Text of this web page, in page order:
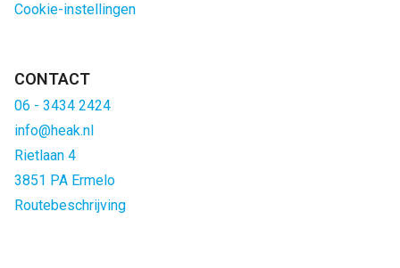
Cookie-instellingen
CONTACT
06 - 3434 2424
info@heak.nl
Rietlaan 4
3851 PA Ermelo
Routebeschrijving